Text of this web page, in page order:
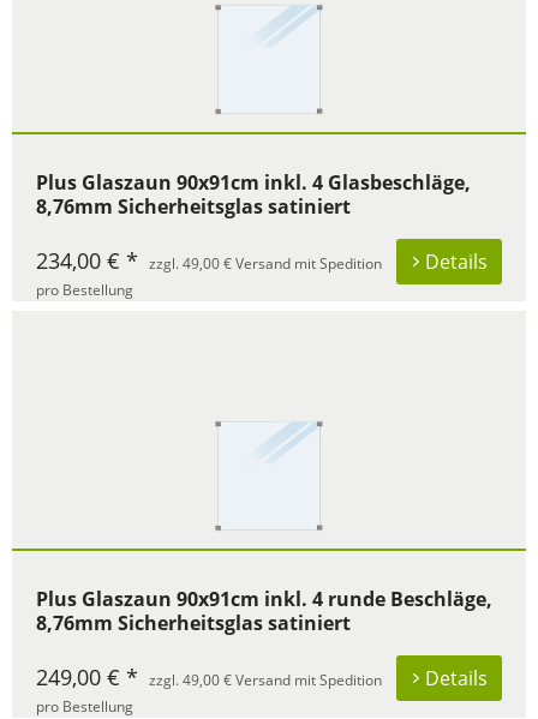
Plus Glaszaun 90x91cm inkl. 4 Glasbeschläge,
8,76mm Sicherheitsglas satiniert
Details
234,00 € * zzgl. 49,00 € Versand mit Spedition
pro Bestellung
Plus Glaszaun 90x91cm inkl. 4 runde Beschläge,
8,76mm Sicherheitsglas satiniert
Details
249,00 € * zzgl. 49,00 € Versand mit Spedition
pro Bestellung